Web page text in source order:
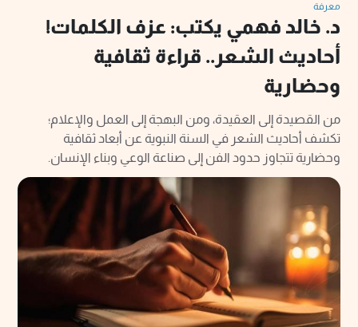
معرفة
د. خالد فهمي يكتب: عزف الكلمات!
أحاديث الشعر.. قراءة ثقافية
وحضارية
من القصيدة إلى العقيدة، ومن البهجة إلى العمل والإعلام؛
تكشف أحاديث الشعر في السنة النبوية عن أبعاد ثقافية
وحضارية تتجاوز حدود الفن إلى صناعة الوعي وبناء الإنسان.